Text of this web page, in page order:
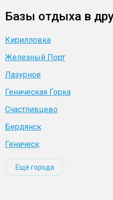
Базы отдыха в
Кирилловка
Железный Порт
Лазурное
Геническая Горка
Счастливцево
Бердянск
Геническ
Ещё города